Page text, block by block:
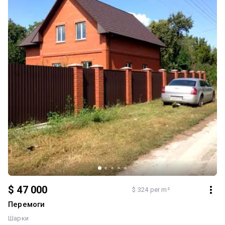
$ 47 000 $ 324 per m²
Перемоги
Шарки